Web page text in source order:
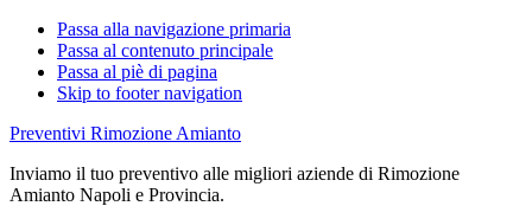
Passa alla navigazione primaria
Passa al contenuto principale
Passa al piè di pagina
Skip to footer navigation
Preventivi Rimozione Amianto
Inviamo il tuo preventivo alle migliori aziende di Rimozione
Amianto Napoli e Provincia.